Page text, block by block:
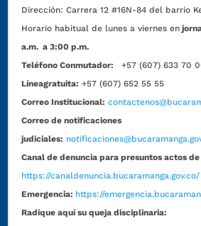
Dirección:Carrera 12 #16N-84 del barrio
Horario habitual de lunes a viernes en
a.m. a 3:00 p.m.
Teléfono Conmutador:
+57 (607) 633 70
Líneagratuita: +57 (607) 652 55 55
Correo Institucional:
Correo de notificaciones
judiciales:
Canal de denuncia para presuntos actos
https://canaldenuncia.bucaramanga.gov.co/
Emergencia: https://
Radique aquí su queja disciplinaria: